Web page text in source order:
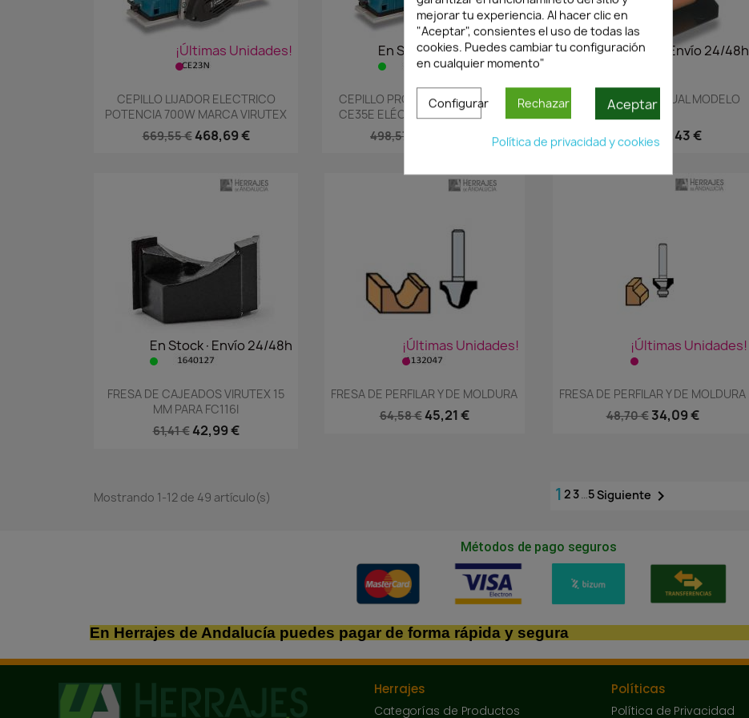
¡Últimas Unidades!
 Vista rápida
CEPILLO LIJADOR ELECTRICO
POTENCIA 700W MARCA VIRUTEX
669,55 € 468,69 €
En Stock·Envío 24/48h
Vista rápida
CEPILLO PROFESIONAL VIRUTEX
CE35E ELÉCTRICO POTENCIA...
498,57 €
En Stock·Envío 24/48h
 Vista rápida
ENCOLADORA MANUAL MODELO
EM25D
259,18 €181,43 €
En Stock·Envío 24/48h
Vista rápida
FRESA DE CAJEADOS VIRUTEX 15
MM PARA FC116I
61,41 € 42,99 €
¡Últimas Unidades!
Vista rápida
FRESA DE PERFILAR Y DE MOLDURA
64,58 € 45,21 €
¡Últimas Unidades!
Vista rápida
FRESA DE PERFILAR Y DE MOLDURA
48,70 € 34,09 €
Mostrando 1-12 de 49 artículo(s) 1 2 3 5Siguiente 
Métodos de pago seguros
En Herrajes de Andalucía puedes pagar de forma rápida y segura
Herrajes
Categorías de Productos
Políticas
Política de Privacidad
mejorar tu experiencia. Al hacer clic en
"Aceptar", consientes el uso de todas las
cookies. Puedes cambiar tu configuración
en cualquier momento"
Configurar Rechazar Aceptar
Política de privacidad y cookies